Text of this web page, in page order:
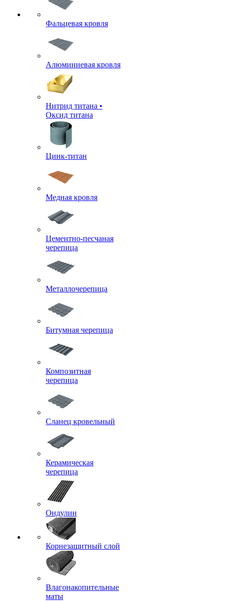
Фальцевая кровля
Алюминиевая кровля
Нитрид титана •
Оксид титана
Цинк-титан
Медная кровля
Цементно-песчаная
черепица
Металлочерепица
Битумная черепица
Композитная
черепица
Сланец кровельный
Керамическая
черепица
Ондулин
Корнезащитный слой
Влагонакопительные
маты